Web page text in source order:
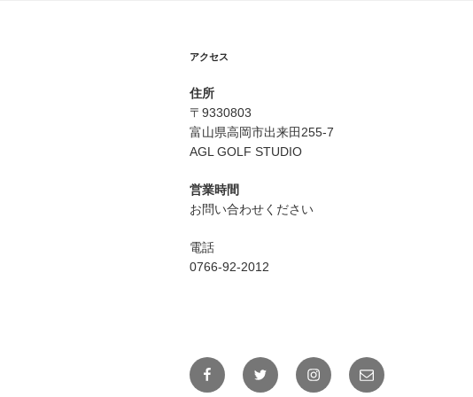
アクセス
住所
〒9330803
富山県高岡市出来田255-7
AGL GOLF STUDIO
営業時間
お問い合わせください
電話
0766-92-2012
FacebookTwitter Instagramメ
ー